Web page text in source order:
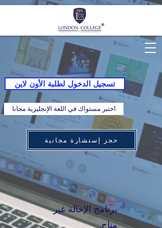
تسجيل الدخول لطلبة الأون لاين
اختبر مستواك في اللغة الإنجليزية مجانا
حجز إستشارة مجانية
برنامج الإحالة غير
متاح.